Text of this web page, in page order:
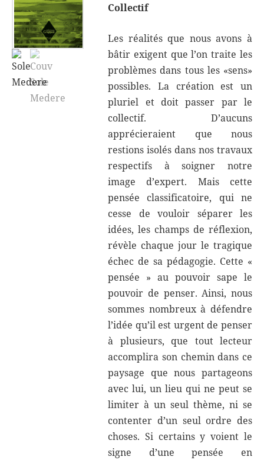
Collectif
Les réalités que nous avons à
bâtir exigent que l’on traite les
problèmes dans tous les «sens»
possibles. La création est un
pluriel et doit passer par le
collectif. D’aucuns
apprécieraient que nous
restions isolés dans nos travaux
respectifs à soigner notre
image d’expert. Mais cette
pensée classificatoire, qui ne
cesse de vouloir séparer les
idées, les champs de réflexion,
révèle chaque jour le tragique
échec de sa pédagogie. Cette «
pensée » au pouvoir sape le
pouvoir de penser. Ainsi, nous
sommes nombreux à défendre
l’idée qu’il est urgent de penser
à plusieurs, que tout lecteur
accomplira son chemin dans ce
paysage que nous partageons
avec lui, un lieu qui ne peut se
limiter à un seul thème, ni se
contenter d’un seul ordre des
choses. Si certains y voient le
signe d’une pensée en